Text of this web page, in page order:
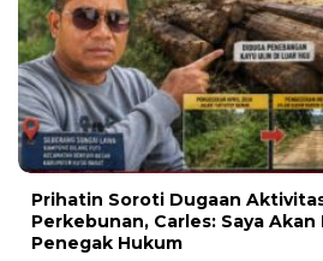
Prihatin Soroti Dugaan
Perkebunan, Carles: Saya
Penegak Hukum